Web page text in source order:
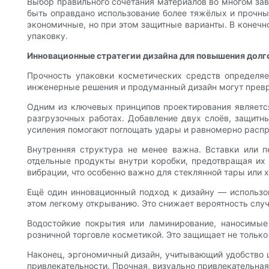
быть оправдано использование более тяжёлых и
экономичные, но при этом защитные варианты. В
упаковку.
Инновационные стратегии дизайна для повышения
Прочность упаковки косметических средств
инженерные решения и продуманный дизайн могут
Одним из ключевых принципов проектирования
разгрузочных работах. Добавление двух слоёв,
усиления помогают поглощать удары и равномерно
Внутренняя структура не менее важна. Вставки или
отдельные продукты внутри коробки, предотвращая
вибрации, что особенно важно для стеклянной тары
Ещё один инновационный подход к дизайну —
этом легкому открыванию. Это снижает вероятность
Водостойкие покрытия или ламинирование,
розничной торговле косметикой. Это защищает не
Наконец, эргономичный дизайн, учитывающий
привлекательности. Прочная, визуально